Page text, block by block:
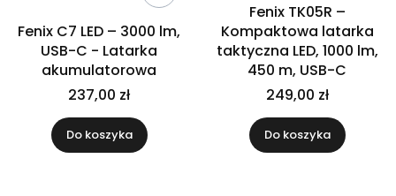
Fenix C7 LED – 3000 lm,
USB-C - Latarka
akumulatorowa
237,00 zł
Do koszyka
Fenix TK05R –
Kompaktowa latarka
taktyczna LED, 1000 lm,
450 m, USB-C
249,00 zł
Do koszyka